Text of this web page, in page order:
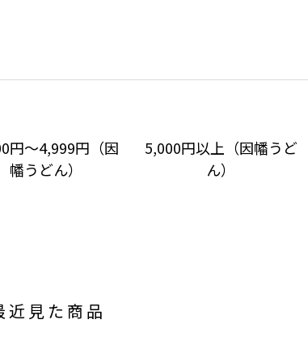
円～4,999円（因
幡うどん）
5,000円以上（因幡うど
ん）
近見た商品